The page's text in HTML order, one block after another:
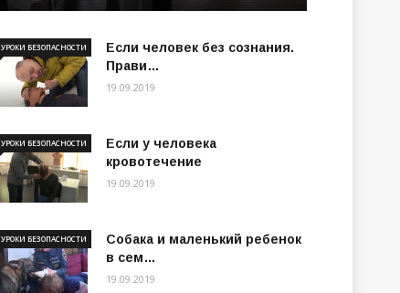
Если человек без сознания.
Прави…
УРОКИ БЕЗОПАСНОСТИ
19.09.2019
Если у человека
кровотечение
УРОКИ БЕЗОПАСНОСТИ
19.09.2019
Собака и маленький ребенок
в сем…
УРОКИ БЕЗОПАСНОСТИ
19.09.2019